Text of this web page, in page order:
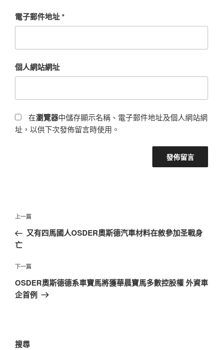
電子郵件地址*
個人網站網址
在瀏覽器中儲存顯示名稱、電子郵件地址及個人網站網
址，以供下次發佈留言時使用。
文
導
覽
上
一
篇
章
上一篇
又有四馬國人OSDER奧斯德汽車材料在敘參加圣戰身
亡
下
一
篇
下一篇
OSDER奧斯德德系車寶馬將獲華晨寶馬多數控股權 外資車
企首例
搜尋